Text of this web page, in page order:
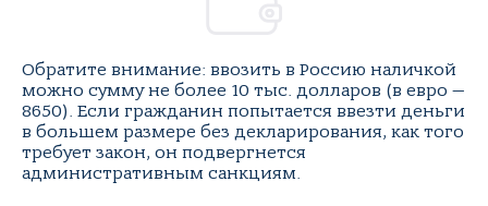
Обратите внимание: ввозить в Россию наличкой
можно сумму не более 10 тыс. долларов (в евро —
8650). Если гражданин попытается ввезти деньги
в большем размере без декларирования, как того
требует закон, он подвергнется
административным санкциям.